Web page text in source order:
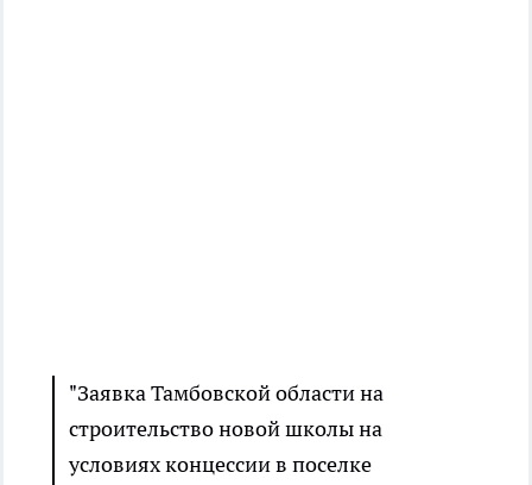
"Заявка Тамбовской области на
строительство новой школы на
условиях концессии в поселке